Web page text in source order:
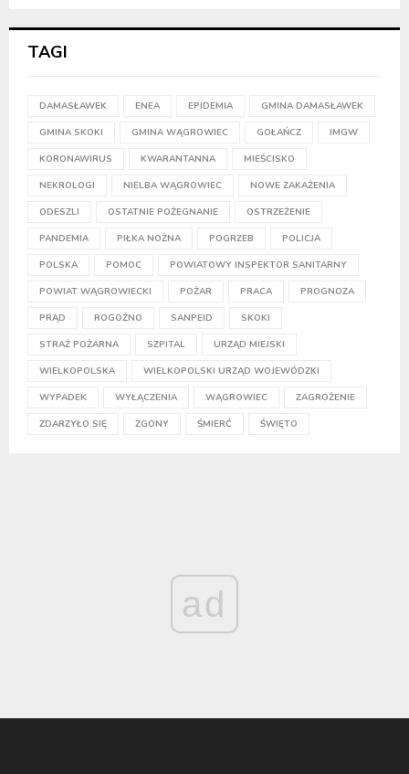
TAGI
DAMASŁAWEK ENEA EPIDEMIA GMINA DAMASŁAWEK
GMINA SKOKI GMINA WĄGROWIEC GOŁAŃCZ IMGW
KORONAWIRUS KWARANTANNA MIEŚCISKO
NEKROLOGI NIELBA WĄGROWIEC NOWE ZAKAŻENIA
ODESZLI OSTATNIE POŻEGNANIE OSTRZEŻENIE
PANDEMIA PIŁKA NOŻNA POGRZEB POLICJA
POLSKA POMOC POWIATOWY INSPEKTOR SANITARNY
POWIAT WĄGROWIECKI POŻAR PRACA PROGNOZA
PRĄD ROGOŹNO SANPEID SKOKI
STRAŻ POŻARNA SZPITAL URZĄD MIEJSKI
WIELKOPOLSKA WIELKOPOLSKI URZĄD WOJEWÓDZKI
WYPADEK WYŁĄCZENIA WĄGROWIEC ZAGROŻENIE
ZDARZYŁO SIĘ ZGONY ŚMIERĆ ŚWIĘTO
ad